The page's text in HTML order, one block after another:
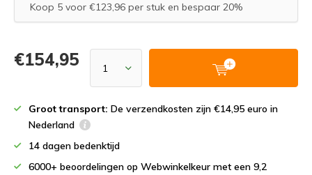
Koop 5 voor €123,96 per stuk en bespaar 20%
€154,95
Groot transport: De verzendkosten zijn €14,95 euro in
Nederland
14 dagen bedenktijd
6000+ beoordelingen op Webwinkelkeur met een 9,2